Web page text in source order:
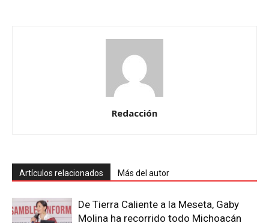
Redacción
Artículos relacionados Más del autor
De Tierra Caliente a la Meseta, Gaby
Molina ha recorrido todo Michoacán